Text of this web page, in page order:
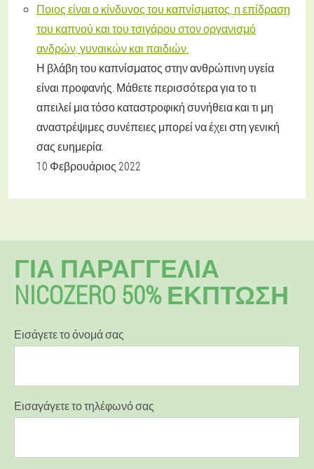
Ποιος είναι ο κίνδυνος του καπνίσματος, η επίδραση
του καπνού και του τσιγάρου στον οργανισμό
ανδρών, γυναικών και παιδιών.
Η βλάβη του καπνίσματος στην ανθρώπινη υγεία
είναι προφανής. Μάθετε περισσότερα για το τι
απειλεί μια τόσο καταστροφική συνήθεια και τι μη
αναστρέψιμες συνέπειες μπορεί να έχει στη γενική
σας ευημερία.
10 Φεβρουάριος 2022
ΓΙΑ ΠΑΡΑΓΓΕΛΊΑ
NICOZERO 50% ΕΚΠΤΩΣΗ
Εισάγετε το όνομά σας
Εισαγάγετε το τηλέφωνό σας